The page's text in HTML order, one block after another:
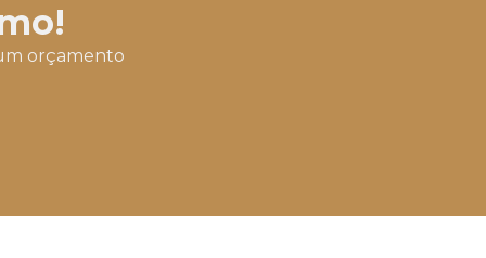
orçamento
Construtora comercial